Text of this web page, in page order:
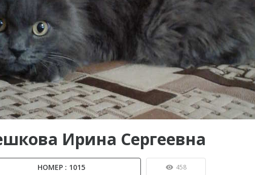
до...
Ирина Сергеевна
НОМЕР : 1015 458